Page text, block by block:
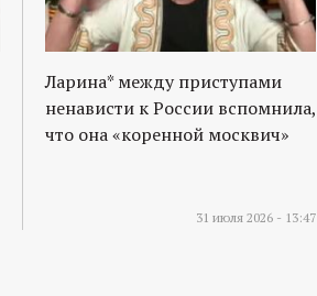
Ларина* между приступами
ненависти к России вспомнила,
что она «коренной москвич»
31 июля 2026 - 13:47